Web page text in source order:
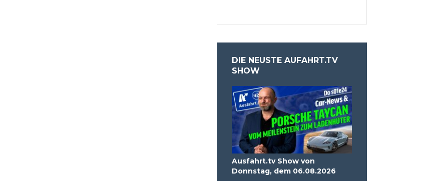
DIE NEUSTE AUFAHRT.TV
SHOW
Ausfahrt.tv Show von
Donnstag, dem 06.08.2026